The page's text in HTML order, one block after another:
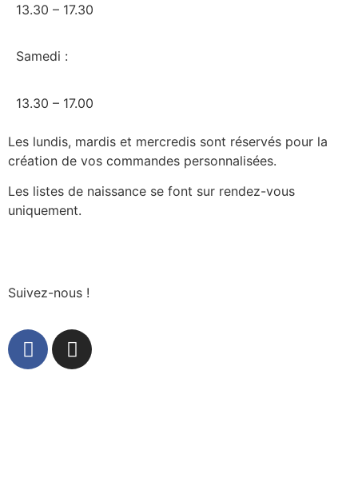
13.30 – 17.30
Samedi :
13.30 – 17.00
Les lundis, mardis et mercredis sont réservés pour la
création de vos commandes personnalisées.
Les listes de naissance se font sur rendez-vous
uniquement.
Suivez-nous !